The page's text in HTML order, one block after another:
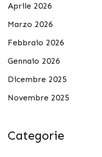
Aprile 2026
Marzo 2026
Febbraio 2026
Gennaio 2026
Dicembre 2025
Novembre 2025
Categorie